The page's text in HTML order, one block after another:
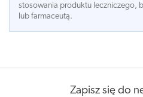
stosowania produktu leczniczego,
lub farmaceutą.
Zapisz się do